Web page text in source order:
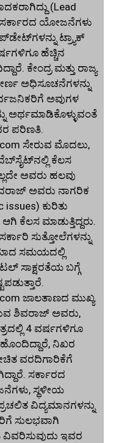
(Lead
ಸರ್ಕಾರದ ಯೋಜನೆಗಳು
ಟ್ರ್ಯಾಕ್
ಹೆಚ್ಚಿನ
ಕೇಂದ್ರ ಮತ್ತು ರಾಜ್ಯ
ಅಧಿಸೂಚನೆಗಳನ್ನು
ಅವುಗಳ
ಅರ್ಥಮಾಡಿಕೊಳ್ಳುವಂತೆ
ಪರಿಣತಿ.
ಸೇರುವ ಮೊದಲು,
ಕೆಲಸ
ಅವರು ಹಲವು
ಅವರು ನಾಗರಿಕ
ಕುರಿತು
ಕೆಲಸ ಮಾಡುತ್ತಿದ್ದರು.
ಸುತ್ತೋಲೆಗಳನ್ನು
ಸಮಯದಲ್ಲಿ
ಸಾಕ್ಷರತೆಯ ಬಗ್ಗೆ
ಜಾಲತಾಣದ ಮುಖ್ಯ
ಶಿವರಾಜ್ ಅವರು,
4 ವರ್ಷಗಳಿಗೂ
ನಿಖರ
ವರದಿಗಾರಿಕೆಗೆ
ಸರ್ಕಾರದ
ಸ್ಥಳೀಯ
ವಿದ್ಯಮಾನಗಳನ್ನು
ಸುಲಭವಾಗಿ
ಇವರ